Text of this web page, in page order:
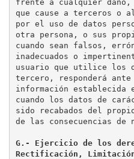
frente a cualquier
que cause a terceros o
por el uso de datos
otra persona, o sus
cuando sean falsos,
inadecuados o
usuario que utilice los
tercero, responderá
información establecida
cuando los datos de
sido recabados del
de las consecuencias de
G.- Ejercicio de los
Rectificación,